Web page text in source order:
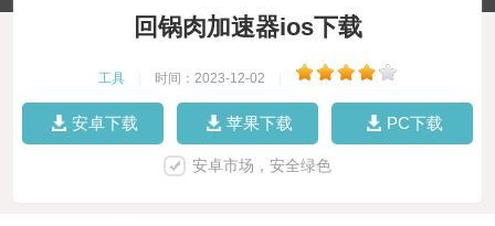
回锅肉加速器ios下载
工具 时间：2023-12-02
安卓下载 苹果下载 PC下载
安卓市场，安全绿色